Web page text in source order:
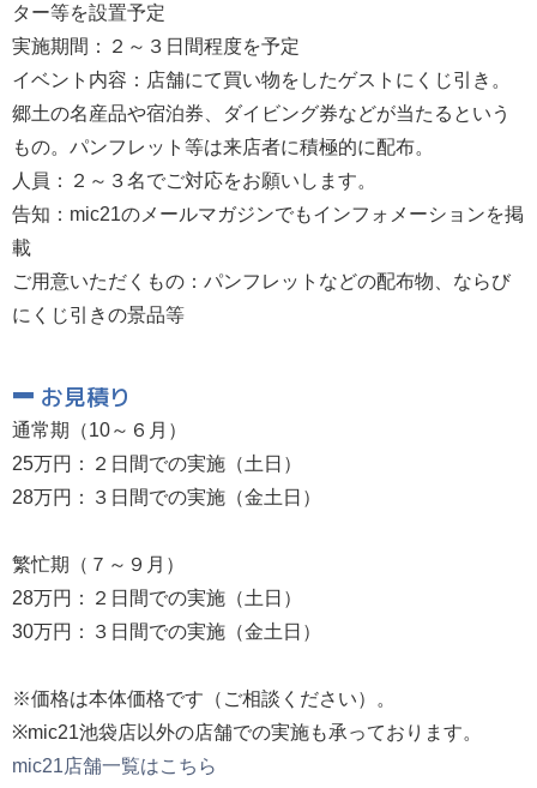
ター等を設置予定
実施期間：２～３日間程度を予定
イベント内容：店舗にて買い物をしたゲストにくじ引き。
郷土の名産品や宿泊券、ダイビング券などが当たるという
もの。パンフレット等は来店者に積極的に配布。
人員：２～３名でご対応をお願いします。
告知：mic21のメールマガジンでもインフォメーションを掲
載
ご用意いただくもの：パンフレットなどの配布物、ならび
にくじ引きの景品等
お見積り
通常期（10～６月）
25万円：２日間での実施（土日）
28万円：３日間での実施（金土日）
繁忙期（７～９月）
28万円：２日間での実施（土日）
30万円：３日間での実施（金土日）
※価格は本体価格です（ご相談ください）。
※mic21池袋店以外の店舗での実施も承っております。
mic21店舗一覧はこちら